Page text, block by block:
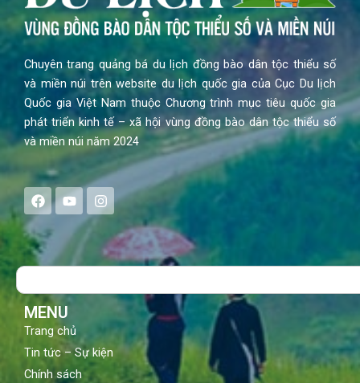
Chuyên trang quảng bá du lịch đồng bào dân tộc thiểu số
và miền núi trên website du lịch quốc gia của Cục Du lịch
Quốc gia Việt Nam thuộc Chương trình mục tiêu quốc gia
phát triển kinh tế – xã hội vùng đồng bào dân tộc thiểu số
và miền núi năm 2024
F
a
e
b
o
Y
o
t
b
I
n
s
a
g
Search
MENU
Trang chủ
Tin tức – Sự kiện
Chính sách